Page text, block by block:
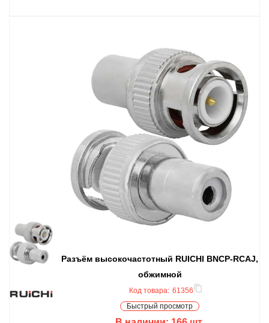
Разъём высокочастотный RUICHI BNCP-RCAJ,
обжимной
Код товара: 61356
Быстрый просмотр